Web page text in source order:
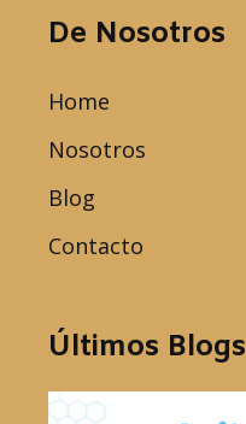
De Nosotros
Home
Nosotros
Blog
Contacto
Últimos Blogs